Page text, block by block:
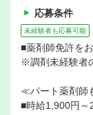
応募条件
未経験者も応募可能
■薬剤師免許を
※調剤未経験者
≪パート薬剤師
■時給1,900円